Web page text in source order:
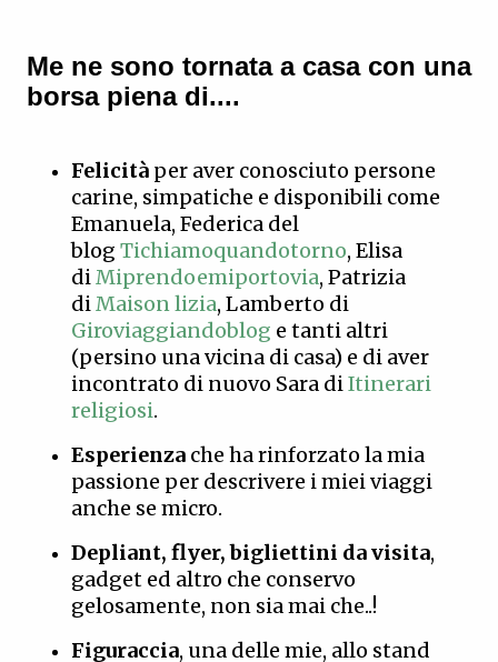
Me ne sono tornata a casa con una
borsa piena di....
Felicità per aver conosciuto persone
carine, simpatiche e disponibili come
Emanuela, Federica del
blog Tichiamoquandotorno, Elisa
diMiprendoemiportovia, Patrizia
diMaison lizia, Lamberto di
Giroviaggiandoblog e tanti altri
(persino una vicina di casa) e di aver
incontrato di nuovo Sara diItinerari
religiosi.
Esperienza che ha rinforzato la mia
passione per descrivere i miei viaggi
anche se micro.
Depliant, flyer, bigliettini da visita,
gadget ed altro che conservo
gelosamente, non sia mai che..!
Figuraccia, una delle mie, allo stand